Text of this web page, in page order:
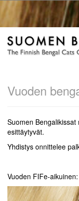
Vuoden
Suomen
esittäytyvät.
Yhdistys onnittelee
Vuoden FIFe-aikuinen: